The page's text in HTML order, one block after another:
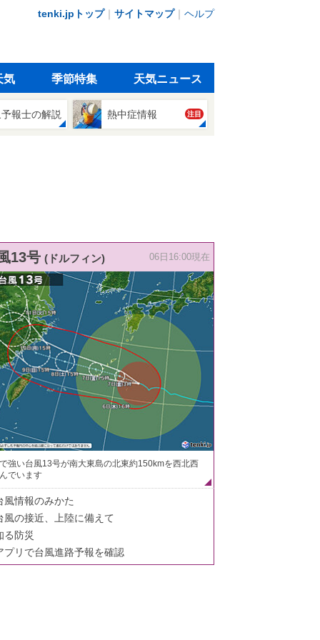
tenki.jpトップ｜ サイトマップ｜ ヘルプ
気 季節特集 天気ニュース
報士の解説 熱中症情報 注目
13号 (ドルフィン) 06日16:00現在
強い台風13号が南大東島の北東約150kmを西北西
でいます
風情報のみかた
風の接近、上陸に備えて
る防災
プリで台風進路予報を確認